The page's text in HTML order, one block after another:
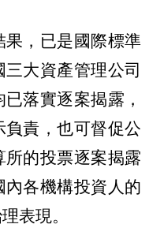
，已是國際標準
大資產管理公司
落實逐案揭露，
責，也可督促公
的投票逐案揭露
內各機構投資人的
表現。